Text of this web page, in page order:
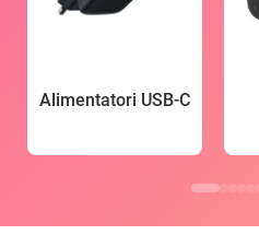
Alimentatori USB-C